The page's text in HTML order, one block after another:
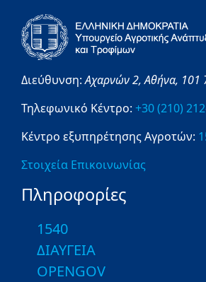
Διεύθυνση:Αχαρνών 2,Αθήνα, 101
Τηλεφωνικό Κέντρο: +30 (210)
Κέντρο εξυπηρέτησης Αγροτών:
Στοιχεία Επικοινωνίας
Πληροφορίες
1540
ΔΙΑΥΓΕΙΑ
OPENGOV